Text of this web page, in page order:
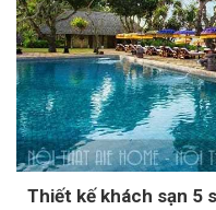
Thiết kế khách sạn 5